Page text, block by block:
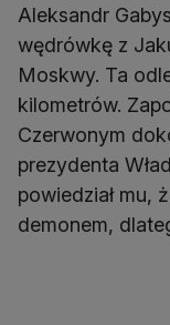
Aleksandr
wędrówkę z
Moskwy. Ta
kilometrów.
Czerwonym
prezydenta
powiedział mu,
demonem,